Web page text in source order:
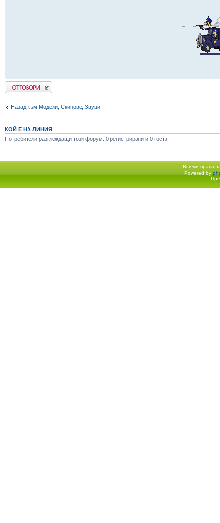
Добави отговор
Назад към Модели, Скинове, Звуци
КОЙ Е НА ЛИНИЯ
Потребители разглеждащи този форум: 0 регистрирани и 0 госта
Всички права
Начало форум Powered by